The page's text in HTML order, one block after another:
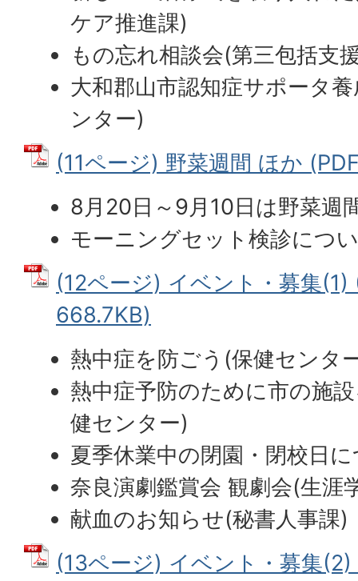
ケア推進課)
もの忘れ相談会(第三包括支
大和郡山市認知症サポータ
ンター)
(11ページ) 野菜週間 ほか
8月20日～9月10日は野菜週
モーニングセット検診につ
(12ページ) イベント・募集(1)
668.7KB)
熱中症を防ごう(保健センタ
熱中症予防のために市の施
健センター)
夏季休業中の閉園・閉校日
奈良演劇鑑賞会 観劇会(生涯
献血のお知らせ(秘書人事課)
(13ページ) イベント・募集